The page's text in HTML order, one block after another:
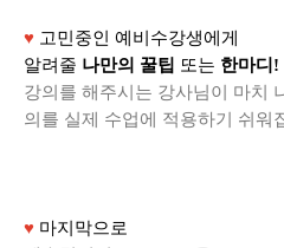
♥ 고민중인 예비수강생에게
알려줄 나만의 꿀팁 또는 한마디!
강의를 해주시는 강사님이 마치
의를 실제 수업에 적용하기 쉬워
♥ 마지막으로